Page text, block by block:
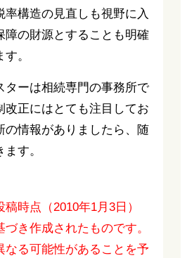
率構造の見直しも視野に入
障の財源とすることも明確
。
ターは相続専門の事務所で
改正にはとても注目してお
の情報がありましたら、随
す。
時点（2010年1月3日）
き作成されたものです。
なる可能性があることを予